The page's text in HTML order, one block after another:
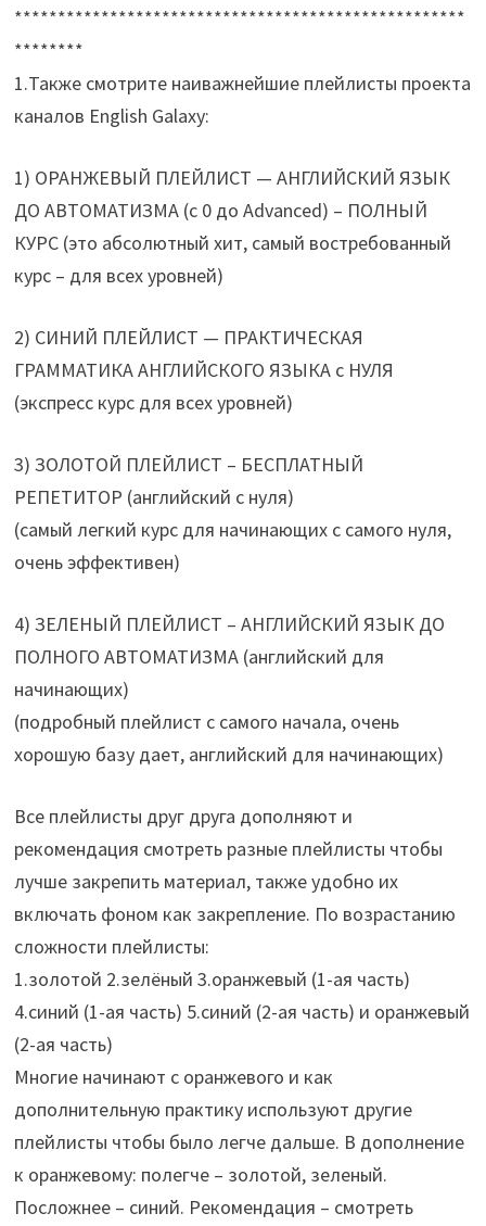
****************************************************
********
1.Также смотрите наиважнейшие плейлисты проекта
каналов English Galaxy:
1) ОРАНЖЕВЫЙ ПЛЕЙЛИСТ — АНГЛИЙСКИЙ ЯЗЫК
ДО АВТОМАТИЗМА (с 0 до Advanced) – ПОЛНЫЙ
КУРС (это абсолютный хит, самый востребованный
курс – для всех уровней)
2) СИНИЙ ПЛЕЙЛИСТ — ПРАКТИЧЕСКАЯ
ГРАММАТИКА АНГЛИЙСКОГО ЯЗЫКА с НУЛЯ
(экспресс курс для всех уровней)
3) ЗОЛОТОЙ ПЛЕЙЛИСТ – БЕСПЛАТНЫЙ
РЕПЕТИТОР (английский с нуля)
(самый легкий курс для начинающих с самого нуля,
очень эффективен)
4) ЗЕЛЕНЫЙ ПЛЕЙЛИСТ – АНГЛИЙСКИЙ ЯЗЫК ДО
ПОЛНОГО АВТОМАТИЗМА (английский для
начинающих)
(подробный плейлист с самого начала, очень
хорошую базу дает, английский для начинающих)
Все плейлисты друг друга дополняют и
рекомендация смотреть разные плейлисты чтобы
лучше закрепить материал, также удобно их
включать фоном как закрепление. По возрастанию
сложности плейлисты:
1.золотой 2.зелёный 3.оранжевый (1-ая часть)
4.синий (1-ая часть) 5.синий (2-ая часть) и оранжевый
(2-ая часть)
Многие начинают с оранжевого и как
дополнительную практику используют другие
плейлисты чтобы было легче дальше. В дополнение
к оранжевому: полегче – золотой, зеленый.
Посложнее – синий. Рекомендация – смотреть